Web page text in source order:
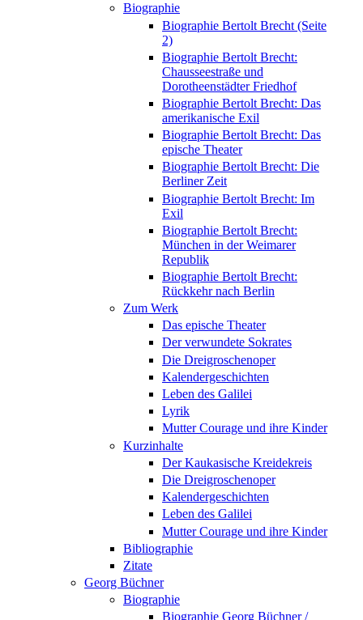
Biographie
Biographie Bertolt Brecht (Seite
2)
Biographie Bertolt Brecht:
Chausseestraße und
Dorotheenstädter Friedhof
Biographie Bertolt Brecht: Das
amerikanische Exil
Biographie Bertolt Brecht: Das
epische Theater
Biographie Bertolt Brecht: Die
Berliner Zeit
Biographie Bertolt Brecht: Im
Exil
Biographie Bertolt Brecht:
München in der Weimarer
Republik
Biographie Bertolt Brecht:
Rückkehr nach Berlin
Zum Werk
Das epische Theater
Der verwundete Sokrates
Die Dreigroschenoper
Kalendergeschichten
Leben des Galilei
Lyrik
Mutter Courage und ihre Kinder
Kurzinhalte
Der Kaukasische Kreidekreis
Die Dreigroschenoper
Kalendergeschichten
Leben des Galilei
Mutter Courage und ihre Kinder
Bibliographie
Zitate
Georg Büchner
Biographie
Biographie Georg Büchner /